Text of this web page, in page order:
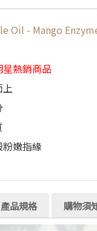
Oil - Mango
星熱銷商品
嫩指緣
產品規格 購物須